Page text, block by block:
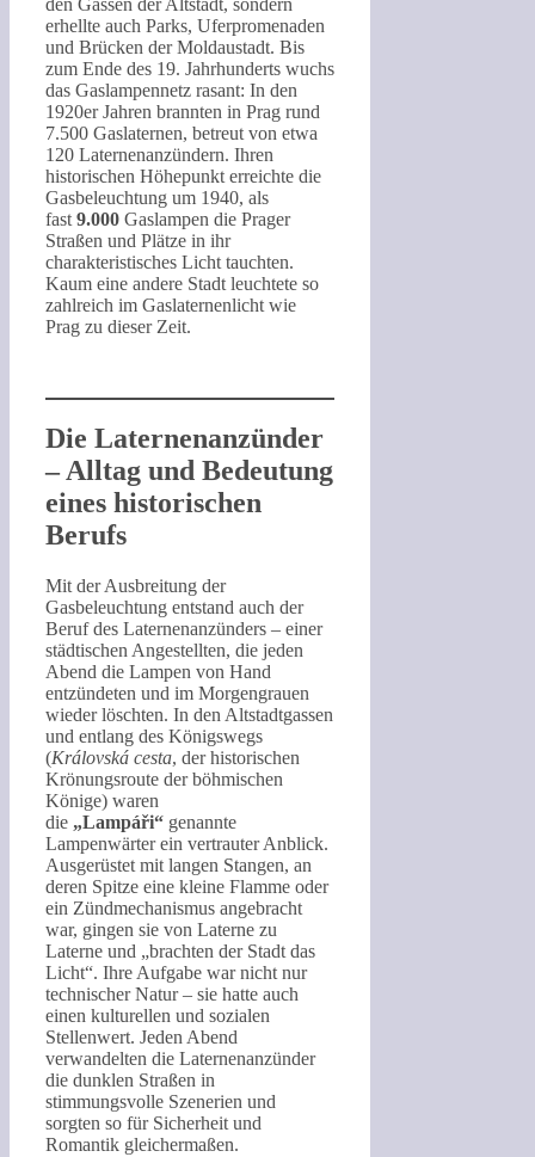
erhellte auch Parks, Uferpromenaden
und Brücken der Moldaustadt. Bis
zum Ende des 19. Jahrhunderts wuchs
das Gaslampennetz rasant: In den
1920er Jahren brannten in Prag rund
7.500 Gaslaternen, betreut von etwa
120 Laternenanzündern. Ihren
historischen Höhepunkt erreichte die
Gasbeleuchtung um 1940, als
fast 9.000 Gaslampen die Prager
Straßen und Plätze in ihr
charakteristisches Licht tauchten.
Kaum eine andere Stadt leuchtete so
zahlreich im Gaslaternenlicht wie
Prag zu dieser Zeit.
Die Laternenanzünder
– Alltag und Bedeutung
eines historischen
Berufs
Mit der Ausbreitung der
Gasbeleuchtung entstand auch der
Beruf des Laternenanzünders – einer
städtischen Angestellten, die jeden
Abend die Lampen von Hand
entzündeten und im Morgengrauen
wieder löschten. In den Altstadtgassen
und entlang des Königswegs
(Královská cesta, der historischen
Krönungsroute der böhmischen
Könige) waren
die „Lampáři“ genannte
Lampenwärter ein vertrauter Anblick.
Ausgerüstet mit langen Stangen, an
deren Spitze eine kleine Flamme oder
ein Zündmechanismus angebracht
war, gingen sie von Laterne zu
Laterne und „brachten der Stadt das
Licht“. Ihre Aufgabe war nicht nur
technischer Natur – sie hatte auch
einen kulturellen und sozialen
Stellenwert. Jeden Abend
verwandelten die Laternenanzünder
die dunklen Straßen in
stimmungsvolle Szenerien und
sorgten so für Sicherheit und
Romantik gleichermaßen.